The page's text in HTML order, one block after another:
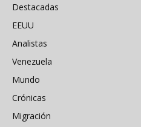
Destacadas
EEUU
Analistas
Venezuela
Mundo
Crónicas
Migración